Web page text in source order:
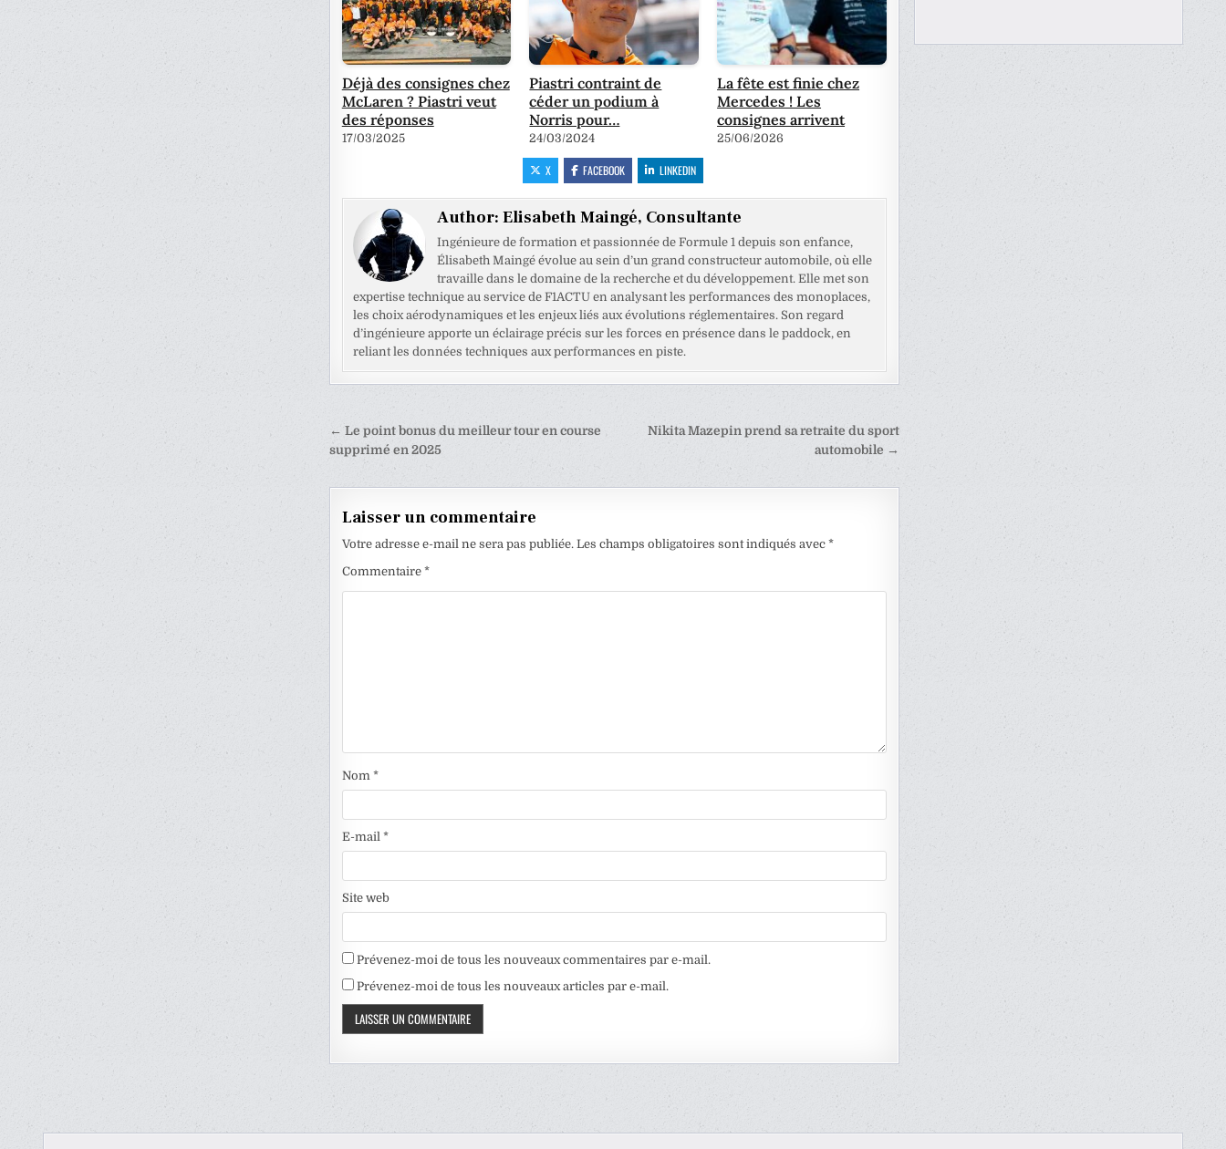
Déjà des consignes chez
McLaren ? Piastri veut
des réponses
17/03/2025
Piastri contraint de
céder un podium à
Norris pour…
24/03/2024
La fête est finie chez
Mercedes ! Les
consignes arrivent
25/06/2026
X FACEBOOK LINKEDIN
Author: Elisabeth Maingé, Consultante
Ingénieure de formation et passionnée de Formule 1 depuis son enfance,
Élisabeth Maingé évolue au sein d’un grand constructeur automobile, où elle
travaille dans le domaine de la recherche et du développement. Elle met son
expertise technique au service de F1ACTU en analysant les performances des monoplaces,
les choix aérodynamiques et les enjeux liés aux évolutions réglementaires. Son regard
d’ingénieure apporte un éclairage précis sur les forces en présence dans le paddock, en
reliant les données techniques aux performances en piste.
Navigation
de
l’article
Nikita Mazepin prend sa retraite du sport
automobile →
← Le point bonus du meilleur tour en course
supprimé en 2025
Laisser un commentaire
Votre adresse e-mail ne sera pas publiée. Les champs obligatoires sont indiqués avec *
Commentaire *
Nom *
E-mail *
Site web
Prévenez-moi de tous les nouveaux commentaires par e-mail.
Prévenez-moi de tous les nouveaux articles par e-mail.